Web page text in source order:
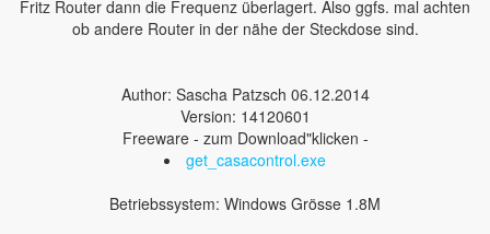
Fritz Router dann die Frequenz überlagert. Also ggfs. mal achten
ob andere Router in der nähe der Steckdose sind.
Author: Sascha Patzsch 06.12.2014
Version: 14120601
Freeware - zum Download"klicken -
get_casacontrol.exe
Betriebssystem: Windows Grösse 1.8M